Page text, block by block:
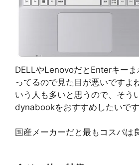
DELLやLenovoだとEnterキー
ってるので見た目が悪いですよ
いう人も多いと思うので、そう
dynabookをおすすめしたいです
国産メーカーだと最もコスパは